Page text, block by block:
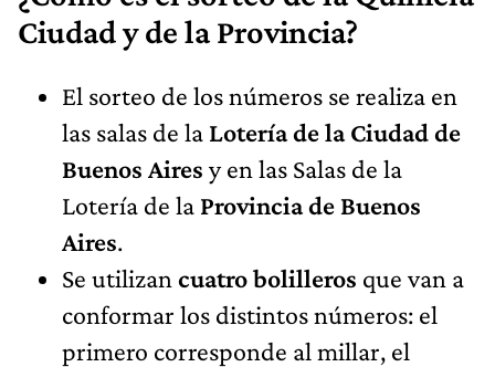
Ciudad y de la Provincia?
El sorteo de los números se realiza en
las salas de la Lotería de la Ciudad de
Buenos Aires y en las Salas de la
Lotería de la Provincia de Buenos
Aires.
Se utilizan cuatro bolilleros que van a
conformar los distintos números: el
primero corresponde al millar, el